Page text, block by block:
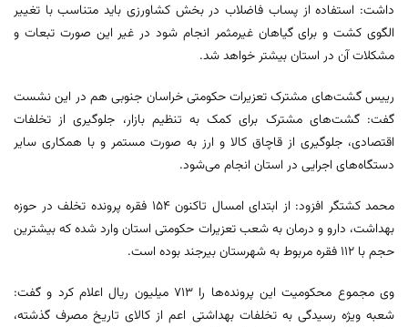
داشت: استفاده از پساب فاضلاب در بخش کشاورزی باید متناسب با تغییر
الگوی کشت و برای گیاهان غیرمثمر انجام شود در غیر این صورت تبعات و
مشکلات آن در استان بیشتر خواهد شد.
رییس گشت‌های مشترک تعزیرات حکومتی خراسان جنوبی هم در این نشست
گفت: گشت‌های مشترک برای کمک به تنظیم بازار، جلوگیری از تخلفات
اقتصادی، جلوگیری از قاچاق کالا و ارز به صورت مستمر و با همکاری سایر
دستگاه‌های اجرایی در استان انجام می‌شود.
محمد کشتگر افزود: از ابتدای امسال تاکنون ۱۵۴ فقره پرونده تخلف در حوزه
بهداشت، دارو و درمان به شعب تعزیرات حکومتی استان وارد شده که بیشترین
حجم با ۱۱۲ فقره مربوط به شهرستان بیرجند بوده است.
وی مجموع محکومیت این پرونده‌ها را ۷۱۳ میلیون ریال اعلام کرد و گفت:
شعبه ویژه رسیدگی به تخلفات بهداشتی اعم از کالای تاریخ مصرف گذشته،